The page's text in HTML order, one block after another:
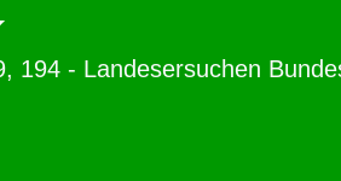
194 - Landesersuchen